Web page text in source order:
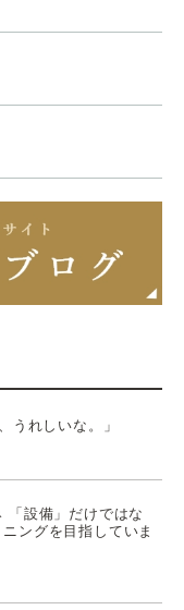
うれしいな。」
「設備」だけではな
ングを目指していま